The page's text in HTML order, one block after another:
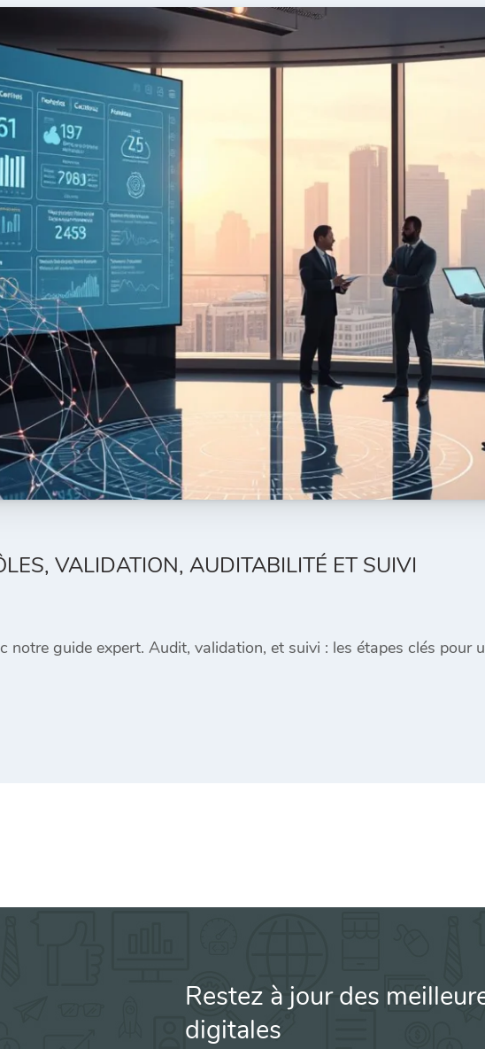
VALIDATION, AUDITABILITÉ ET SUIVI
notre guide expert. Audit, validation, et suivi : les étapes clés pour
Restez à jour des
digitales